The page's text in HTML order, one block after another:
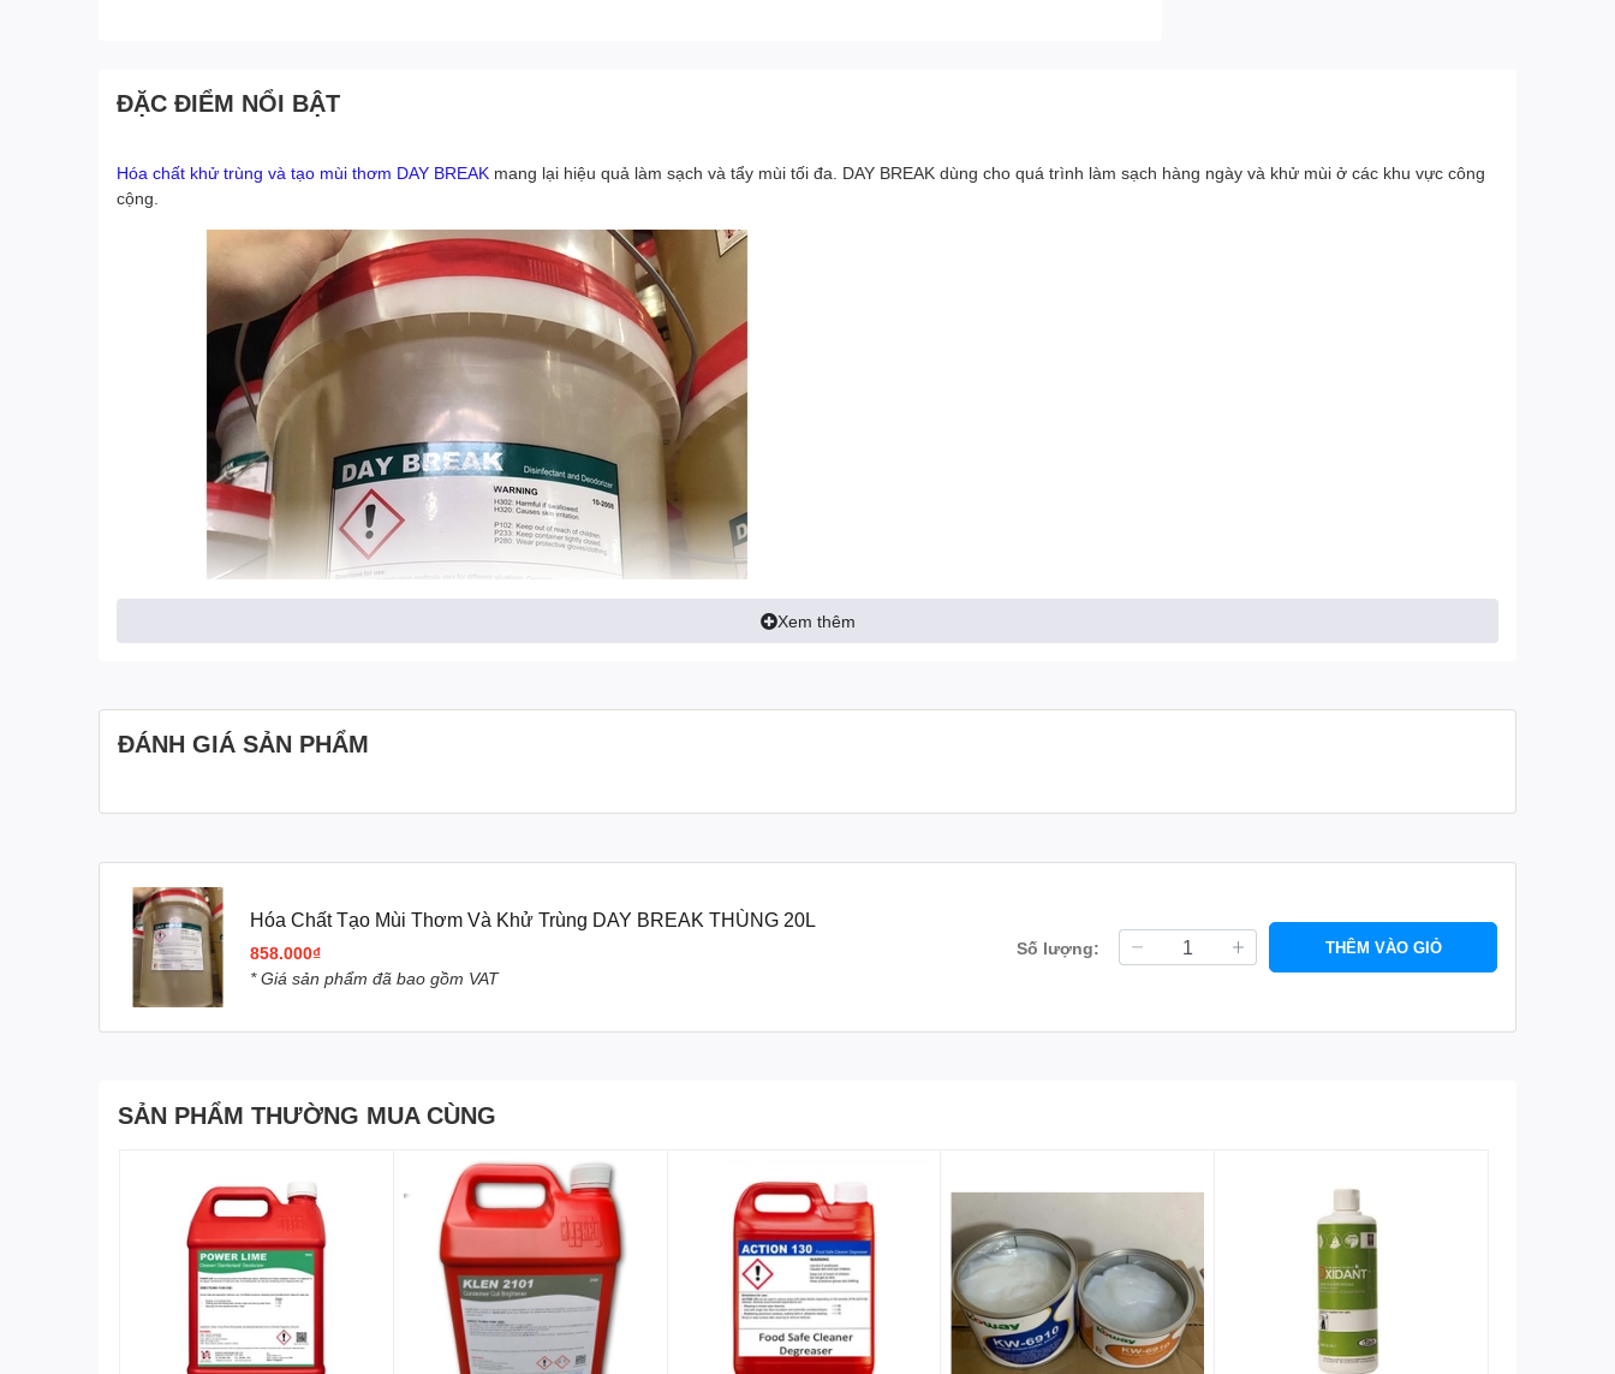
ĐẶC ĐIỂM NỔI BẬT
Hóa chất khử trùng và tạo mùi thơm DAY BREAK mang lại hiệu quả làm sạch và tẩy mùi tối đa. DAY BREAK dùng cho quá trình làm sạch hàng ngày và khử mùi ở các khu vực công
cộng.
DAY BREAK rất lý tưởng cho việc làm sạch các sàn nền, tường, và các bề mặt trong nhà vệ sinh, tủ, sọt rác; và các khu vực như bệnh viện, khu thương mại, trung tâm mua
bán và nhà đợi khu vực nhà ga, sân bay, xe buýt và các cơ quan.
Pha loãng tỉ lệ và sử dụng tùy từng trường hợp. Tỉ lệ pha thông thường là:
+ Pha thêm với xà phòng giặt thảm để tẩy và khử mùi các loại thảm bẩn mức độ nặng:1:120
+ Lau sàn nhà vệ sinh :1:80
+ Lau sàn tường, trần và các khu vực vệ sinh :1:40
+ Xịt phòng :1:5
3. Đóng gói
+ Can 5 Lít
Xem thêm
ĐÁNH GIÁ SẢN PHẨM
Hóa Chất Tạo Mùi Thơm Và Khử Trùng DAY BREAK THÙNG 20L
858.000₫
* Giá sản phẩm đã bao gồm VAT
Số lượng: THÊM VÀO GIỎ
SẢN PHẨM THƯỜNG MUA CÙNG